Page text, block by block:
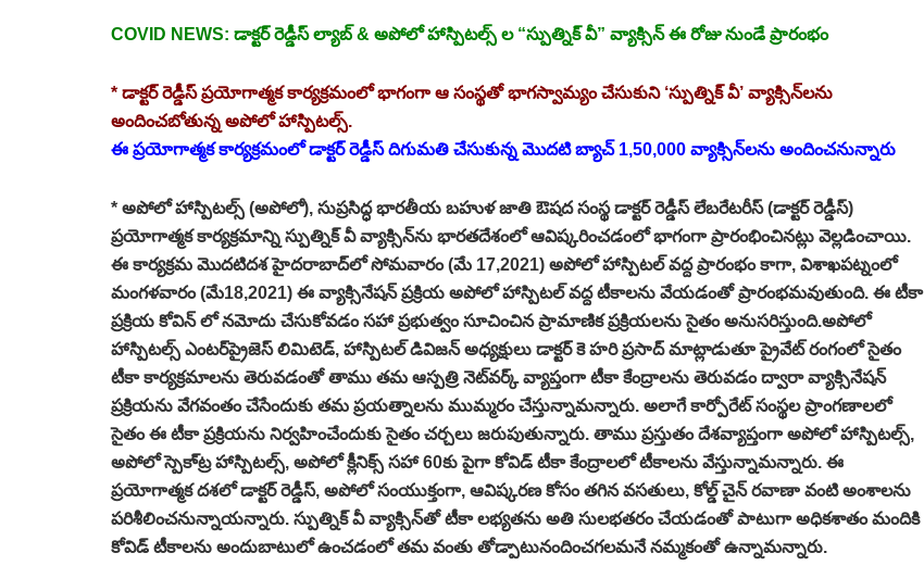
COVID NEWS: డాక్టర్‌ రెడ్డీస్‌ ల్యాబ్ & అపోలో హాస్పిటల్స్‌ ల “స్పుత్నిక్‌ వీ” వ్యాక్సిన్‌ ఈ రోజు నుండే ప్రారంభం
* డాక్టర్‌ రెడ్డీస్‌ ప్రయోగాత్మక కార్యక్రమంలో భాగంగా ఆ సంస్థతో భాగస్వామ్యం చేసుకుని ‘స్పుత్నిక్‌ వీ’ వ్యాక్సిన్‌లను
అందించబోతున్న అపోలో హాస్పిటల్స్‌.
ఈ ప్రయోగాత్మక కార్యక్రమంలో డాక్టర్‌ రెడ్డీస్‌ దిగుమతి చేసుకున్న మొదటి బ్యాచ్‌ 1,50,000 వ్యాక్సిన్‌లను అందించనున్నారు
* అపోలో హాస్పిటల్స్‌ (అపోలో), సుప్రసిద్ధ భారతీయ బహుళ జాతి ఔషద సంస్థ డాక్టర్‌ రెడ్డీస్‌ లేబరేటరీస్‌ (డాక్టర్‌ రెడ్డీస్‌)
ప్రయోగాత్మక కార్యక్రమాన్ని స్పుత్నిక్‌ వీ వ్యాక్సిన్‌ను భారతదేశంలో ఆవిష్కరించడంలో భాగంగా ప్రారంభించినట్లు వెల్లడించాయి.
ఈ కార్యక్రమ మొదటిదశ హైదరాబాద్‌లో సోమవారం (మే 17,2021) అపోలో హాస్పిటల్‌ వద్ద ప్రారంభం కాగా, విశాఖపట్నంలో
మంగళవారం (మే18,2021) ఈ వ్యాక్సినేషన్‌ ప్రక్రియ అపోలో హాస్పిటల్‌ వద్ద టీకాలను వేయడంతో ప్రారంభమవుతుంది. ఈ టీకా
ప్రక్రియ కోవిన్‌ లో నమోదు చేసుకోవడం సహా ప్రభుత్వం సూచించిన ప్రామాణిక ప్రక్రియలను సైతం అనుసరిస్తుంది.అపోలో
హాస్పిటల్స్‌ ఎంటర్‌ప్రైజెస్‌ లిమిటెడ్‌, హాస్పిటల్‌ డివిజన్‌ అధ్యక్షులు డాక్టర్‌ కె హరి ప్రసాద్‌ మాట్లాడుతూ ప్రైవేట్‌ రంగంలో సైతం
టీకా కార్యక్రమాలను తెరువడంతో తాము తమ ఆస్పత్రి నెట్‌వర్క్‌ వ్యాప్తంగా టీకా కేంద్రాలను తెరువడం ద్వారా వ్యాక్సినేషన్‌
ప్రక్రియను వేగవంతం చేసేందుకు తమ ప్రయత్నాలను ముమ్మరం చేస్తున్నామన్నారు. అలాగే కార్పోరేట్‌ సంస్థల ప్రాంగణాలలో
సైతం ఈ టీకా ప్రక్రియను నిర్వహించేందుకు సైతం చర్చలు జరుపుతున్నారు. తాము ప్రస్తుతం దేశవ్యాప్తంగా అపోలో హాస్పిటల్స్‌,
అపోలో స్పెకా్ట్ర హాస్పిటల్స్‌, అపోలో క్లీనిక్స్‌ సహా 60కు పైగా కోవిడ్‌ టీకా కేంద్రాలలో టీకాలను వేస్తున్నామన్నారు. ఈ
ప్రయోగాత్మక దశలో డాక్టర్‌ రెడ్డీస్‌, అపోలో సంయుక్తంగా, ఆవిష్కరణ కోసం తగిన వసతులు, కోల్డ్‌ చైన్‌ రవాణా వంటి అంశాలను
పరిశీలించనున్నాయన్నారు. స్పుత్నిక్‌ వీ వ్యాక్సిన్‌తో టీకా లభ్యతను అతి సులభతరం చేయడంతో పాటుగా అధికశాతం మందికి
కోవిడ్‌ టీకాలను అందుబాటులో ఉంచడంలో తమ వంతు తోడ్పాటునందించగలమనే నమ్మకంతో ఉన్నామన్నారు.